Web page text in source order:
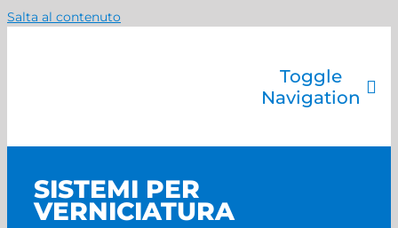
Salta al contenuto
Toggle
Navigation
SISTEMI PER
VERNICIATURA